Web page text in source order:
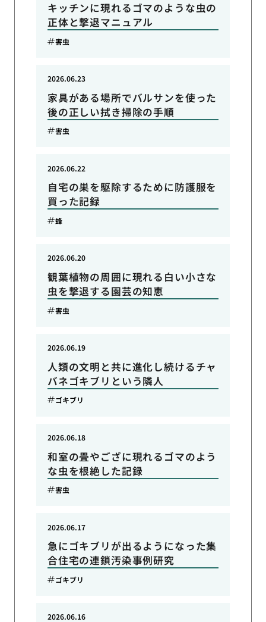
キッチンに現れるゴマのような虫の
正体と撃退マニュアル
害虫
家具がある場所でバルサンを使った
後の正しい拭き掃除の手順
2026.06.23
害虫
自宅の巣を駆除するために防護服を
買った記録
2026.06.22
蜂
観葉植物の周囲に現れる白い小さな
虫を撃退する園芸の知恵
2026.06.20
害虫
人類の文明と共に進化し続けるチャ
バネゴキブリという隣人
2026.06.19
ゴキブリ
和室の畳やござに現れるゴマのよう
な虫を根絶した記録
2026.06.18
害虫
急にゴキブリが出るようになった集
合住宅の連鎖汚染事例研究
2026.06.17
ゴキブリ
2026.06.16